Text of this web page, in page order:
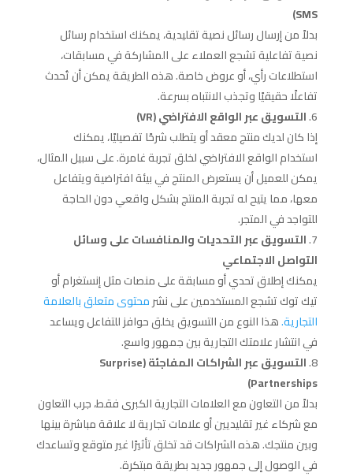
SMS)
بدلاً من إرسال رسائل نصية تقليدية، يمكنك استخدام رسائل
نصية تفاعلية تشجع العملاء على المشاركة في مسابقات،
استطلاعات رأي، أو عروض خاصة. هذه الطريقة يمكن أن تُحدث
تفاعلًا حقيقيًا وتجذب الانتباه بسرعة.
التسويق عبر الواقع الافتراضي (VR)
إذا كان لديك منتج معقد أو يتطلب شرحًا تفصيليًا، يمكنك
استخدام الواقع الافتراضي لخلق تجربة غامرة. على سبيل المثال،
يمكن للعميل أن يستعرض المنتج في بيئة افتراضية ويتفاعل
معها، مما يتيح له تجربة المنتج بشكل واقعي دون الحاجة
للتواجد في المتجر.
التسويق عبر التحديات والمنافسات على وسائل
التواصل الاجتماعي
يمكنك إطلاق تحدي أو مسابقة على منصات مثل إنستغرام أو
تيك توك تشجع المستخدمين على نشرمحتوى متعلق بالعلامة
التجارية.هذا النوع من التسويق يخلق حوافز للتفاعل ويساعد
في انتشار علامتك التجارية بين جمهور واسع.
التسويق عبر الشراكات المفاجئة (Surprise
Partnerships)
بدلاً من التعاون مع العلامات التجارية الكبرى فقط، جرب التعاون
مع شركاء غير تقليديين أو علامات تجارية لا علاقة مباشرة بينها
وبين منتجك. هذه الشراكات قد تخلق تأثيرًا غير متوقع وتساعدك
في الوصول إلى جمهور جديد بطريقة مبتكرة.